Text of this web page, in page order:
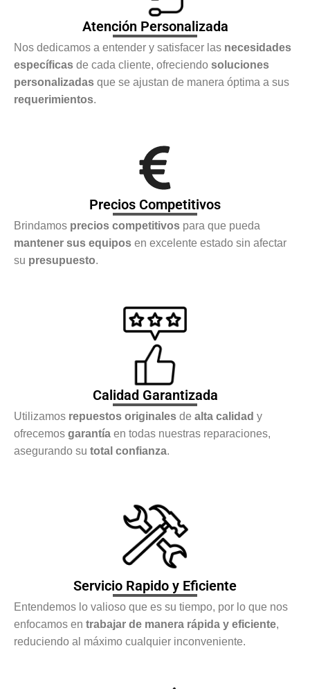
Atención Personalizada
Nos dedicamos a entender y satisfacer las necesidades
específicas de cada cliente, ofreciendo soluciones
personalizadas que se ajustan de manera óptima a sus
requerimientos.
Precios Competitivos
Brindamos precios competitivos para que pueda
mantener sus equipos en excelente estado sin afectar
su presupuesto.
Calidad Garantizada
Utilizamos repuestos originales de alta calidad y
ofrecemos garantía en todas nuestras reparaciones,
asegurando su total confianza.
Servicio Rapido y Eficiente
Entendemos lo valioso que es su tiempo, por lo que nos
enfocamos en trabajar de manera rápida y eficiente,
reduciendo al máximo cualquier inconveniente.